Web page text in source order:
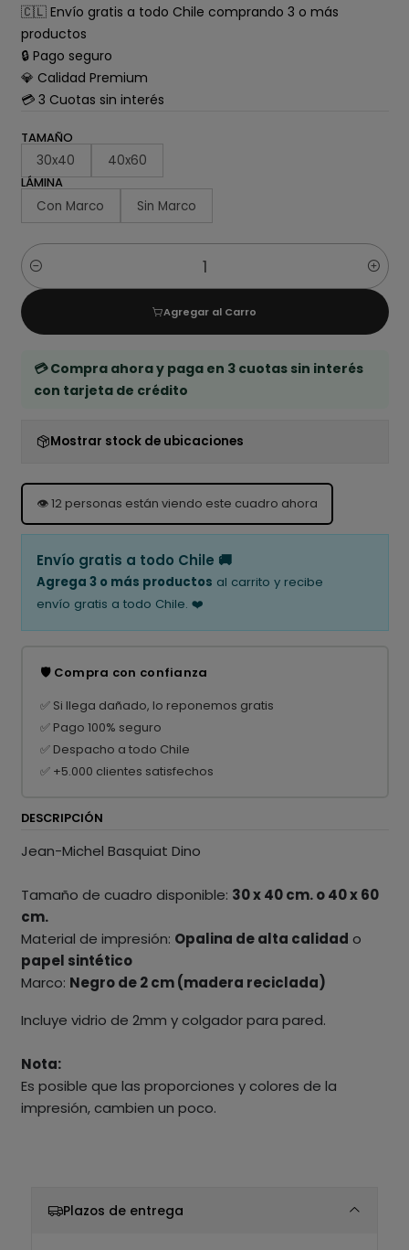
🇨🇱 Envío gratis a todo Chile comprando 3 o más
productos
🔒 Pago seguro
💎 Calidad Premium
💳 3 Cuotas sin interés
TAMAÑO
30x40 40x60
LÁMINA
Con Marco Sin Marco
Cantidad
Agregar al Carro
💳 Compra ahora y paga en 3 cuotas sin interés
con tarjeta de crédito
Mostrar stock de ubicaciones
👁️12personas están viendo este cuadro ahora
Envío gratis a todo Chile 🚚
Agrega 3 o más productos al carrito y recibe
envío gratis a todo Chile. ❤️
🛡️ Compra con confianza
✅ Si llega dañado, lo reponemos gratis
✅ Pago 100% seguro
✅ Despacho a todo Chile
✅ +5.000 clientes satisfechos
DESCRIPCIÓN
Jean-Michel Basquiat Dino
Tamaño de cuadro disponible: 30 x 40 cm. o 40 x 60
cm.
Material de impresión: Opalina de alta calidad o
papel sintético
Marco: Negro de 2 cm (madera reciclada)
Incluye vidrio de 2mm y colgador para pared.
Nota:
Es posible que las proporciones y colores de la
impresión, cambien un poco.
Plazos de entrega